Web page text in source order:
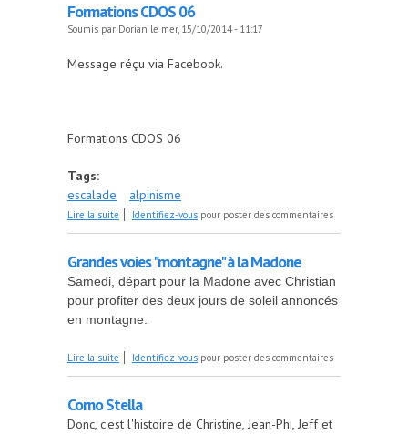
Formations CDOS 06
Soumis par Dorian le mer, 15/10/2014 - 11:17
Message réçu via Facebook.
Formations CDOS 06
Tags:
escalade
alpinisme
Lire la suite de Formations CDOS 06
Identifiez-vous pour poster des commentaires
Grandes voies "montagne" à la Madone
Samedi, départ pour la Madone avec Christian
pour profiter des deux jours de soleil annoncés
en montagne.
Lire la suite de Grandes voies "montagne" à la Madone
Identifiez-vous pour poster des commentaires
Corno Stella
Donc, c'est l'histoire de Christine, Jean-Phi, Jeff et